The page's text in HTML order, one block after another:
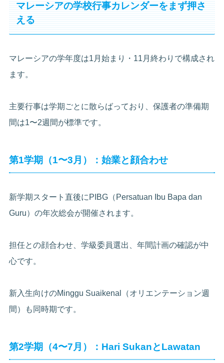
マレーシアの学校行事カレンダーをまず押さ
える
マレーシアの学年度は1月始まり・11月終わりで構成され
ます。
主要行事は学期ごとに散らばっており、保護者の準備期
間は1〜2週間が標準です。
第1学期（1〜3月）：始業と顔合わせ
新学期スタート直後にPIBG（Persatuan Ibu Bapa dan
Guru）の年次総会が開催されます。
担任との顔合わせ、学級委員選出、年間計画の確認が中
心です。
新入生向けのMinggu Suaikenal（オリエンテーション週
間）も同時期です。
第2学期（4〜7月）：Hari SukanとLawatan